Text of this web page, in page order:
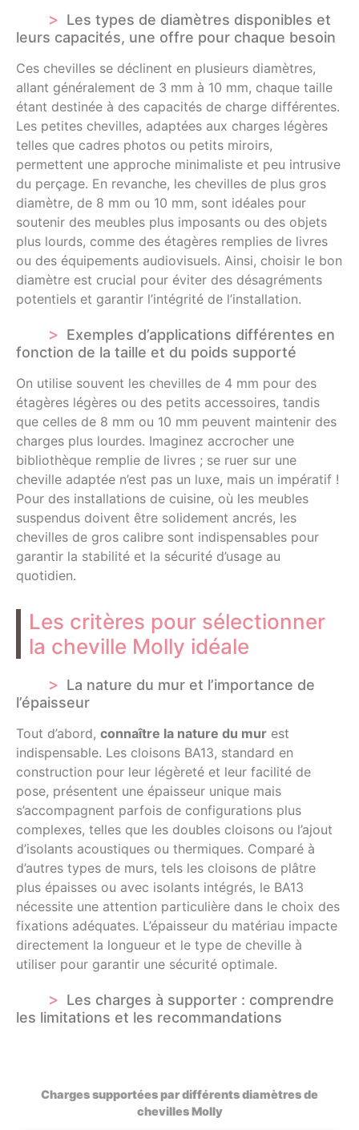
Les types de diamètres disponibles et
leurs capacités, une offre pour chaque besoin
Ces chevilles se déclinent en plusieurs diamètres,
allant généralement de 3 mm à 10 mm, chaque taille
étant destinée à des capacités de charge différentes.
Les petites chevilles, adaptées aux charges légères
telles que cadres photos ou petits miroirs,
permettent une approche minimaliste et peu intrusive
du perçage. En revanche, les chevilles de plus gros
diamètre, de 8 mm ou 10 mm, sont idéales pour
soutenir des meubles plus imposants ou des objets
plus lourds, comme des étagères remplies de livres
ou des équipements audiovisuels. Ainsi, choisir le bon
diamètre est crucial pour éviter des désagréments
potentiels et garantir l’intégrité de l’installation.
Exemples d’applications différentes en
fonction de la taille et du poids supporté
On utilise souvent les chevilles de 4 mm pour des
étagères légères ou des petits accessoires, tandis
que celles de 8 mm ou 10 mm peuvent maintenir des
charges plus lourdes. Imaginez accrocher une
bibliothèque remplie de livres ; se ruer sur une
cheville adaptée n’est pas un luxe, mais un impératif !
Pour des installations de cuisine, où les meubles
suspendus doivent être solidement ancrés, les
chevilles de gros calibre sont indispensables pour
garantir la stabilité et la sécurité d’usage au
quotidien.
Les critères pour sélectionner
la cheville Molly idéale
La nature du mur et l’importance de
l’épaisseur
Tout d’abord, connaître la nature du mur est
indispensable. Les cloisons BA13, standard en
construction pour leur légèreté et leur facilité de
pose, présentent une épaisseur unique mais
s’accompagnent parfois de configurations plus
complexes, telles que les doubles cloisons ou l’ajout
d’isolants acoustiques ou thermiques. Comparé à
d’autres types de murs, tels les cloisons de plâtre
plus épaisses ou avec isolants intégrés, le BA13
nécessite une attention particulière dans le choix des
fixations adéquates. L’épaisseur du matériau impacte
directement la longueur et le type de cheville à
utiliser pour garantir une sécurité optimale.
Les charges à supporter : comprendre
les limitations et les recommandations
Charges supportées par différents diamètres de
chevilles Molly